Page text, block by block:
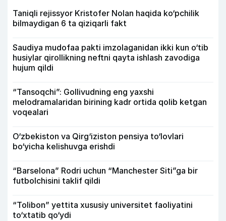
Taniqli rejissyor Kristofer Nolan haqida ko‘pchilik
bilmaydigan 6 ta qiziqarli fakt
Saudiya mudofaa pakti imzolaganidan ikki kun o‘tib
husiylar qirollikning neftni qayta ishlash zavodiga
hujum qildi
“Tansoqchi”: Gollivudning eng yaxshi
melodramalaridan birining kadr ortida qolib ketgan
voqealari
O‘zbekiston va Qirg‘iziston pensiya to‘lovlari
bo‘yicha kelishuvga erishdi
“Barselona” Rodri uchun “Manchester Siti”ga bir
futbolchisini taklif qildi
“Tolibon” yettita xususiy universitet faoliyatini
to‘xtatib qo‘ydi